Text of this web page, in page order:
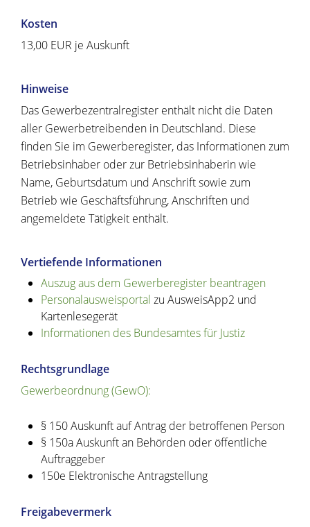
Kosten
13,00 EUR je Auskunft
Hinweise
Das Gewerbezentralregister enthält nicht die Daten
aller Gewerbetreibenden in Deutschland. Diese
finden Sie im Gewerberegister, das Informationen zum
Betriebsinhaber oder zur Betriebsinhaberin wie
Name, Geburtsdatum und Anschrift sowie zum
Betrieb wie Geschäftsführung, Anschriften und
angemeldete Tätigkeit enthält.
Vertiefende Informationen
Auszug aus dem Gewerberegister beantragen
Personalausweisportal zu AusweisApp2 und
Kartenlesegerät
Informationen des Bundesamtes für Justiz
Rechtsgrundlage
Gewerbeordnung (GewO):
§ 150 Auskunft auf Antrag der betroffenen Person
§ 150a Auskunft an Behörden oder öffentliche
Auftraggeber
150e Elektronische Antragstellung
Freigabevermerk